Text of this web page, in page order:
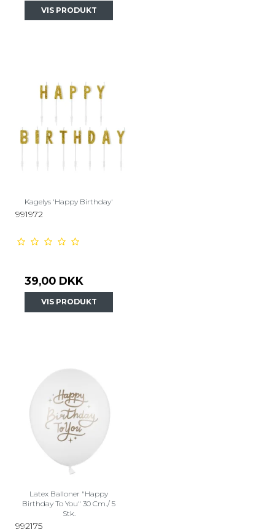
VIS PRODUKT
Kagelys 'Happy Birthday'
991972
39,00 DKK
VIS PRODUKT
Latex Balloner "Happy
Birthday To You" 30 Cm./ 5
Stk.
992175